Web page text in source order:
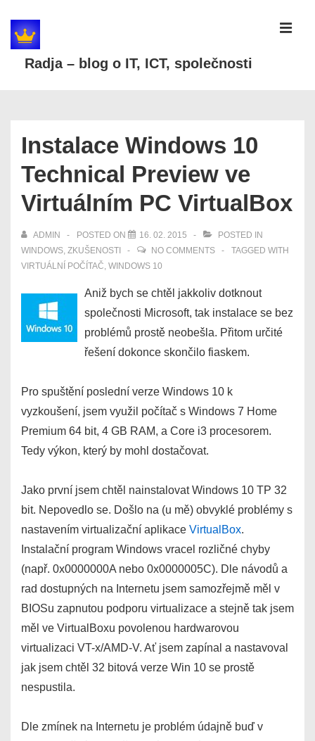
Skip
Radja – blog o IT, ICT, společnosti
Instalace Windows 10
Technical Preview ve
Virtuálním PC VirtualBox
ADMIN POSTED ON 16. 02. 2015
POSTED IN
WINDOWS, ZKUŠENOSTI NO COMMENTS
TAGGED WITH
VIRTUÁLNÍ POČÍTAČ, WINDOWS 10
Aniž bych se chtěl jakkoliv dotknout
společnosti Microsoft, tak instalace se bez
problémů prostě neobešla. Přitom určité
řešení dokonce skončilo fiaskem.
Pro spuštění poslední verze Windows 10 k
vyzkoušení, jsem využil počítač s Windows 7 Home
Premium 64 bit, 4 GB RAM, a Core i3 procesorem.
Tedy výkon, který by mohl dostačovat.
Jako první jsem chtěl nainstalovat Windows 10 TP 32
bit. Nepovedlo se. Došlo na (u mě) obvyklé problémy s
nastavením virtualizační aplikace VirtualBox.
Instalační program Windows vracel rozličné chyby
(např. 0x0000000A nebo 0x0000005C). Dle návodů a
rad dostupných na Internetu jsem samozřejmě měl v
BIOSu zapnutou podporu virtualizace a stejně tak jsem
měl ve VirtualBoxu povolenou hardwarovou
virtualizaci VT-x/AMD-V. Ať jsem zapínal a nastavoval
jak jsem chtěl 32 bitová verze Win 10 se prostě
nespustila.
Dle zmínek na Internetu je problém údajně buď v